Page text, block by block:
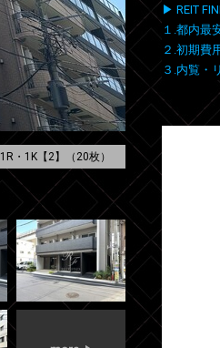
1R・1K【2】（20枚）
▶ REIT
１.都内最
２.初期費
３.内覧・